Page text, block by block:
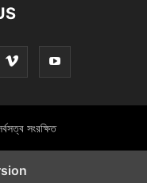
সংরক্ষিত